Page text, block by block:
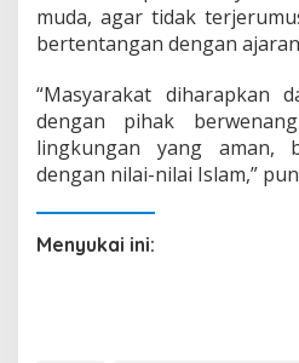
muda, agar tidak
bertentangan dengan
“Masyarakat diharapkan
dengan pihak
lingkungan yang aman,
dengan nilai-nilai Islam,”
Menyukai ini: